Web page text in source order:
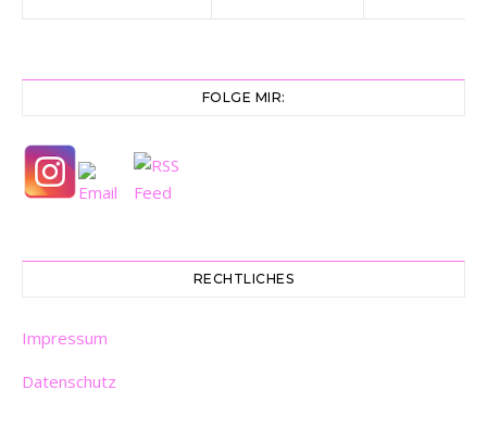
FOLGE MIR:
RECHTLICHES
Impressum
Datenschutz